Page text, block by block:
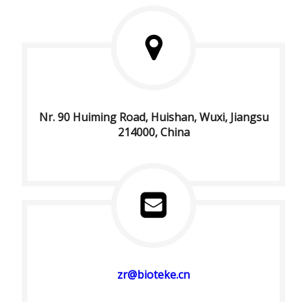
Nr. 90 Huiming Road, Huishan, Wuxi, Jiangsu
214000, China
zr@bioteke.cn